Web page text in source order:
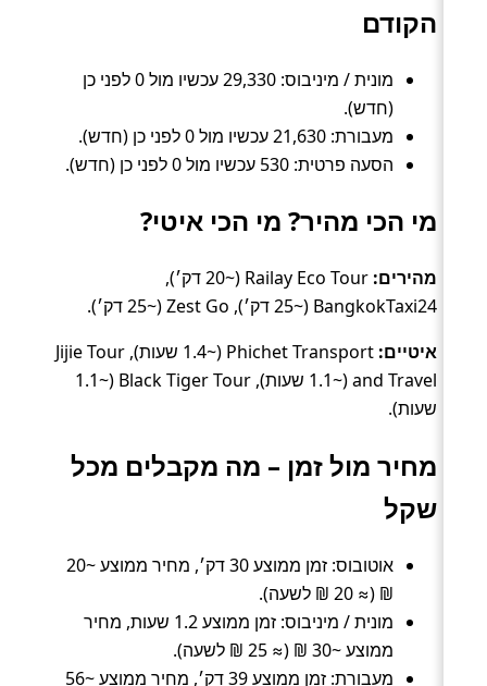
הקודם
מונית / מיניבוס: 29,330 עכשיו מול 0 לפני כן
(חדש).
מעבורת: 21,630 עכשיו מול 0 לפני כן (חדש).
הסעה פרטית: 530 עכשיו מול 0 לפני כן (חדש).
מי הכי מהיר? מי הכי איטי?
מהירים:
Railay Eco Tour (~20 דק׳),
BangkokTaxi24 (~25 דק׳), Zest Go (~25 דק׳).
איטיים:
Phichet Transport (~1.4 שעות), Jijie Tour
and Travel (~1.1 שעות), Black Tiger Tour (~1.1
שעות).
מחיר מול זמן – מה מקבלים מכל
שקל
אוטובוס: זמן ממוצע 30 דק׳, מחיר ממוצע ~20
₪ (≈ 20 ₪ לשעה).
מונית / מיניבוס: זמן ממוצע 1.2 שעות, מחיר
ממוצע ~30 ₪ (≈ 25 ₪ לשעה).
מעבורת: זמן ממוצע 39 דק׳, מחיר ממוצע ~56